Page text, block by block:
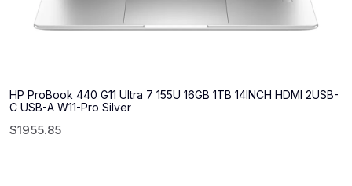
HP ProBook 440 G11 Ultra 7 155U 16GB 1TB 14INCH HDMI 2USB-
C USB-A W11-Pro Silver
$1955.85